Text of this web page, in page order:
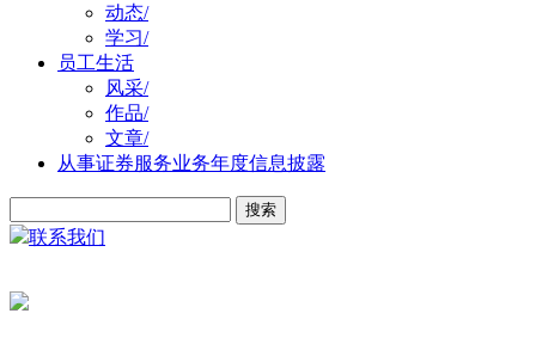
动态/
学习/
员工生活
风采/
作品/
文章/
从事证券服务业务年度信息披露
联系我们